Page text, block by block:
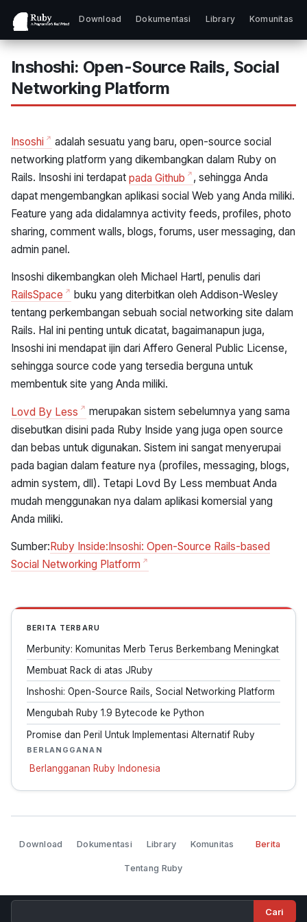
Download Dokumentasi Library Komunitas
Inshoshi: Open-Source Rails, Social
Networking Platform
Insoshi
adalah sesuatu yang baru, open-source social
networking platform yang dikembangkan dalam Ruby on
Rails. Insoshi ini terdapat pada Github
, sehingga Anda
dapat mengembangkan aplikasi social Web yang Anda miliki.
Feature yang ada didalamnya activity feeds, profiles, photo
sharing, comment walls, blogs, forums, user messaging, dan
admin panel.
Insoshi dikembangkan oleh Michael Hartl, penulis dari
RailsSpace
buku yang diterbitkan oleh Addison-Wesley
tentang perkembangan sebuah social networking site dalam
Rails. Hal ini penting untuk dicatat, bagaimanapun juga,
Insoshi ini mendapat ijin dari Affero General Public License,
sehingga source code yang tersedia berguna untuk
membentuk site yang Anda miliki.
Lovd By Less
merupakan sistem sebelumnya yang sama
disebutkan disini pada Ruby Inside yang juga open source
dan bebas untuk digunakan. Sistem ini sangat menyerupai
pada bagian dalam feature nya (profiles, messaging, blogs,
admin system, dll). Tetapi Lovd By Less membuat Anda
mudah menggunakan nya dalam aplikasi komersial yang
Anda miliki.
Sumber:Ruby Inside:Insoshi: Open-Source Rails-based
Social Networking Platform
BERITA TERBARU
Merbunity: Komunitas Merb Terus Berkembang Meningkat
Membuat Rack di atas JRuby
Inshoshi: Open-Source Rails, Social Networking Platform
Mengubah Ruby 1.9 Bytecode ke Python
Promise dan Peril Untuk Implementasi Alternatif Ruby
BERLANGGANAN
Berlangganan Ruby Indonesia
Download Dokumentasi Library Komunitas Berita
Tentang Ruby